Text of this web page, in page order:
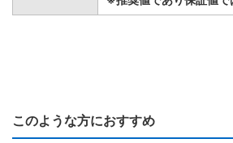
このような方におすすめ